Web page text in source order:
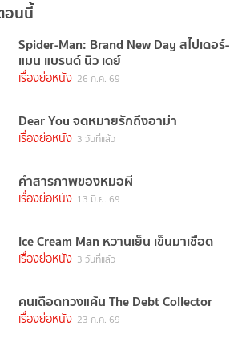
อนนี้
Spider-Man: Brand New Day สไปเดอร์-
แมน แบรนด์ นิว เดย์
เรื่องย่อหนัง 26 ก.ค. 69
Dear You จดหมายรักถึงอาม่า
เรื่องย่อหนัง 3 วันที่แล้ว
คำสารภาพของหมอผี
เรื่องย่อหนัง 13 มิ.ย. 69
Ice Cream Man หวานเย็น เข็นมาเชือด
เรื่องย่อหนัง 3 วันที่แล้ว
คนเดือดทวงแค้น The Debt Collector
เรื่องย่อหนัง 23 ก.ค. 69